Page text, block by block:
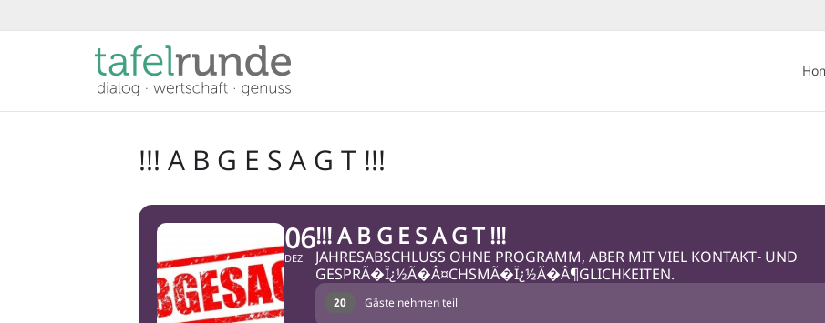
!!! A B G E S A G T !!!
06
DEZ
!!! A B G E S A G T !!!
JAHRESABSCHLUSS OHNE PROGRAMM, ABER MIT VIEL KONTAKT- UND
GESPRÃ�Ï¿½Ã�Â¤CHSMÃ�Ï¿½Ã�Â¶GLICHKEITEN.
20 Gäste nehmen teil